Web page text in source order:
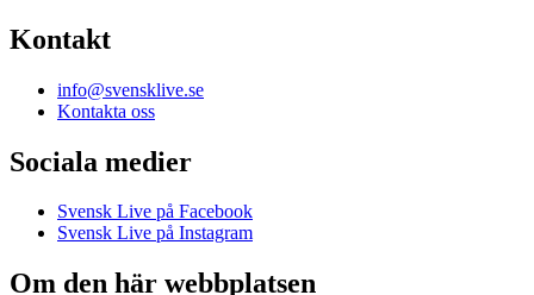
Kontakt
info@svensklive.se
Kontakta oss
Sociala medier
Svensk Live på Facebook
Svensk Live på Instagram
Om den här webbplatsen